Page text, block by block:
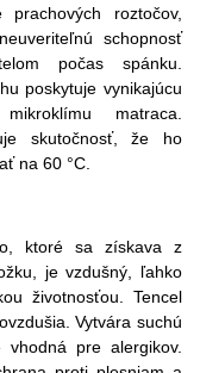
roztočov,
schopnosť
počas spánku.
poskytuje vynikajúcu
matraca.
skutočnosť, že ho
na 60 °C.
ktoré sa získava z
je vzdušný, ľahko
životnosťou. Tencel
Vytvára suchú
pre alergikov.